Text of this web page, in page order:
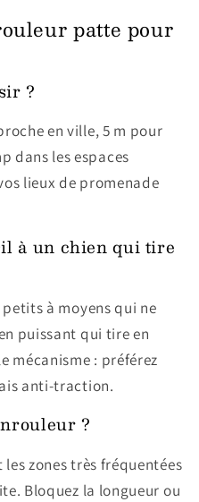
patte pour
?
en ville, 5 m pour
dans les espaces
lieux de promenade
à un chien qui tire
à moyens qui ne
puissant qui tire en
mécanisme : préférez
anti-traction.
?
zones très fréquentées
Bloquez la longueur ou